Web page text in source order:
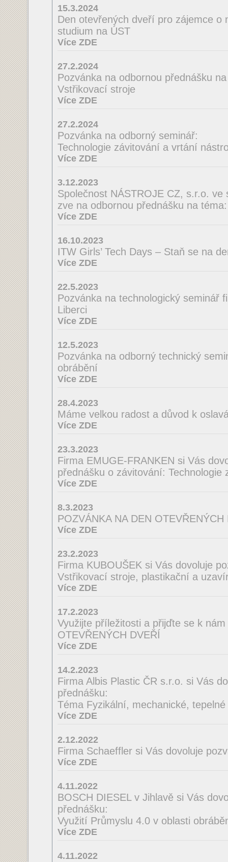
15.3.2024
Den otevřených dveří pro zájemce o
studium na ÚST
Více ZDE
27.2.2024
Pozvánka na odbornou přednášku
Vstřikovací stroje
Více ZDE
27.2.2024
Pozvánka na odborný seminář:
Technologie závitování a vrtání
Více ZDE
3.12.2023
Společnost NÁSTROJE CZ, s.r.o. ve
zve na odbornou přednášku na
Více ZDE
16.10.2023
ITW Girls’ Tech Days – Staň se na
Více ZDE
22.5.2023
Pozvánka na technologický seminář
Liberci
Více ZDE
12.5.2023
Pozvánka na odborný technický
obrábění
Více ZDE
28.4.2023
Máme velkou radost a důvod k
Více ZDE
23.3.2023
Firma EMUGE-FRANKEN si Vás
přednášku o závitování: Technologie
Více ZDE
8.3.2023
POZVÁNKA NA DEN OTEVŘENÝCH
Více ZDE
23.2.2023
Firma KUBOUŠEK si Vás dovoluje
Vstřikovací stroje, plastikační a
Více ZDE
17.2.2023
Využijte příležitosti a přijďte se k
OTEVŘENÝCH DVEŘÍ
Více ZDE
14.2.2023
Firma Albis Plastic ČR s.r.o. si Vás
přednášku:
Téma Fyzikální, mechanické,
Více ZDE
2.12.2022
Firma Schaeffler si Vás dovoluje
Více ZDE
4.11.2022
BOSCH DIESEL v Jihlavě si Vás
přednášku:
Využití Průmyslu 4.0 v oblasti
Více ZDE
4.11.2022